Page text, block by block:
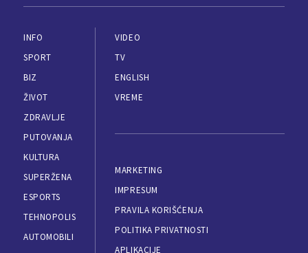
INFO
SPORT
BIZ
ŽIVOT
ZDRAVLJE
PUTOVANJA
KULTURA
SUPERŽENA
ESPORTS
TEHNOPOLIS
AUTOMOBILI
VIDEO
TV
ENGLISH
VREME
MARKETING
IMPRESUM
PRAVILA KORIŠĆENJA
POLITIKA PRIVATNOSTI
APLIKACIJE